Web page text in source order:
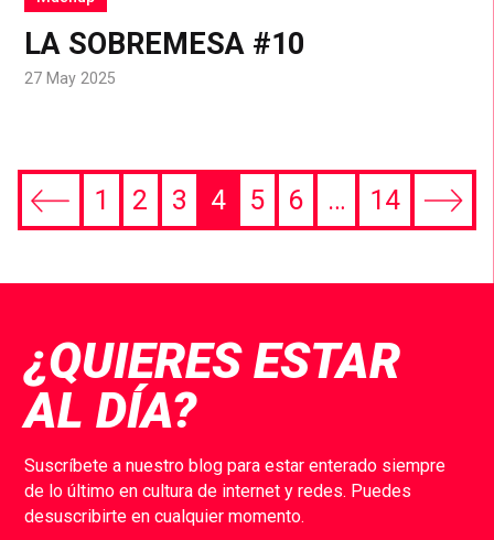
LA SOBREMESA #10
27 May 2025
Previous
1 2 3 4 5 6 … 14
Next
¿QUIERES ESTAR
AL DÍA?
Suscríbete a nuestro blog para estar enterado siempre
de lo último en cultura de internet y redes. Puedes
desuscribirte en cualquier momento.